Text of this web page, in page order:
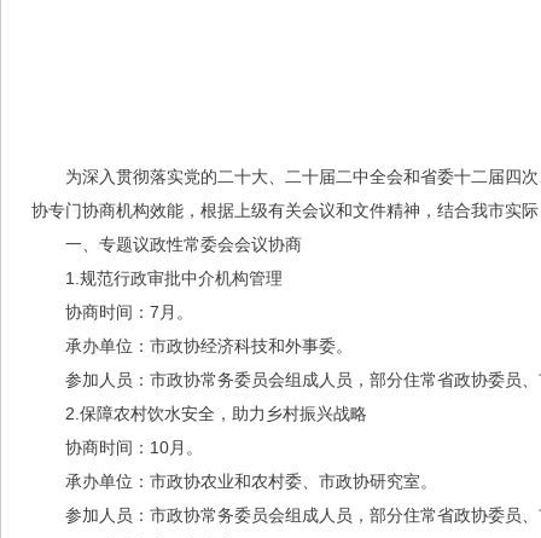
为深入贯彻落实党的二十大、二十届二中全会和省委十二届四
协专门协商机构效能，根据上级有关会议和文件精神，结合我市实
一、专题议政性常委会会议协商
1.规范行政审批中介机构管理
协商时间：7月。
承办单位：市政协经济科技和外事委。
参加人员：市政协常务委员会组成人员，部分住常省政协委员
2.保障农村饮水安全，助力乡村振兴战略
协商时间：10月。
承办单位：市政协农业和农村委、市政协研究室。
参加人员：市政协常务委员会组成人员，部分住常省政协委员